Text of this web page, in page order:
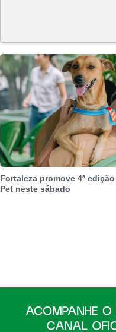
Fortaleza promove 4ª
Pet neste sábado